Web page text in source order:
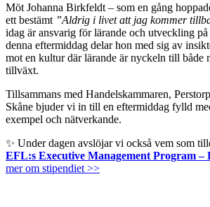
Möt Johanna Birkfeldt – som en gång
ett bestämt ”Aldrig i livet att jag kommer
idag är ansvarig för lärande och utveckling
denna eftermiddag delar hon med sig av
mot en kultur där lärande är nyckeln till både
tillväxt.
Tillsammans med Handelskammaren,
Skåne bjuder vi in till en eftermiddag fylld
exempel och nätverkande.
✨ Under dagen avslöjar vi också vem som
EFL:s Executive Management Program –
mer om stipendiet >>